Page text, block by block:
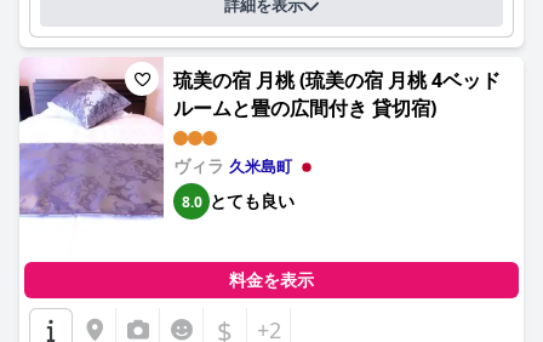
詳細を表示
琉美の宿 月桃 (琉美の宿 月桃 4ベッド
ルームと畳の広間付き 貸切宿)
ヴィラ 久米島町
8.0 とても良い
料金を表示
$ +2